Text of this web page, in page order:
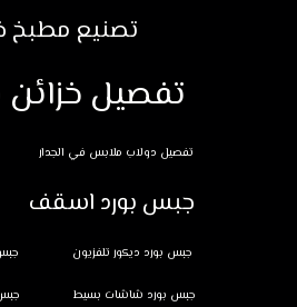
تصنيع
تفصيل
تفصيل دولاب ملابس في الجدار
جبس بورد اسقف
جبس بورد ديكور تلفزيون
جبس بورد شاشات بسيط